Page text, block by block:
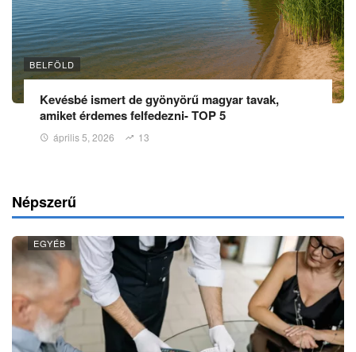
BELFÖLD
Kevésbé ismert de gyönyörű magyar tavak,
amiket érdemes felfedezni- TOP 5
április 5, 2026 13
Népszerű
EGYÉB